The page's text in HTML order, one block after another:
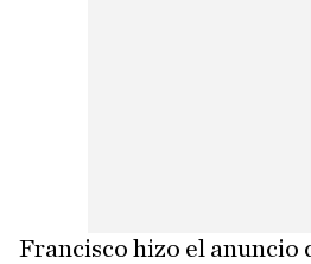
Francisco hizo el anuncio